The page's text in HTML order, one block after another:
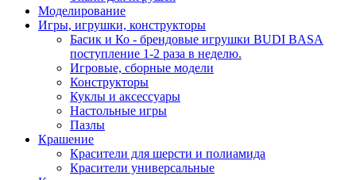
Моделирование
Игры, игрушки, конструкторы
Басик и Ко - брендовые игрушки BUDI BASA
поступление 1-2 раза в неделю.
Игровые, сборные модели
Конструкторы
Куклы и аксессуары
Настольные игры
Пазлы
Крашение
Красители для шерсти и полиамида
Красители универсальные